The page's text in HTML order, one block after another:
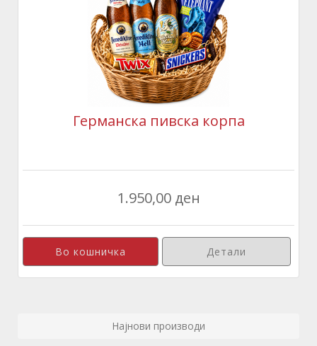
Германска пивска корпа
1.950,00 ден
Детали
Најнови производи